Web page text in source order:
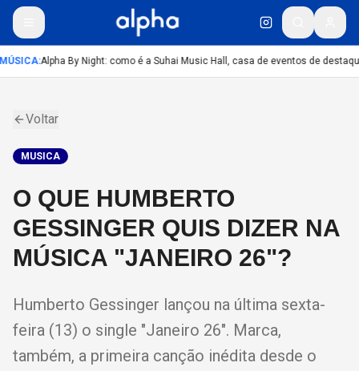
:Alpha By Night: como é a Suhai Music Hall, casa de eventos de
Voltar
MUSICA
O QUE HUMBERTO
GESSINGER QUIS DIZER NA
MÚSICA "JANEIRO 26"?
Humberto Gessinger lançou na última sexta-
feira (13) o single "Janeiro 26". Marca,
também, a primeira canção inédita desde o